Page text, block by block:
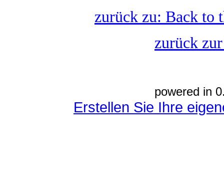
zurück zu: Back to
zurück
powered in
Erstellen Sie Ihre